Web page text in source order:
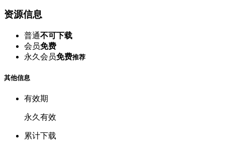
资源信息
普通不可下载
会员免费
永久会员免费推荐
其他信息
有效期
永久有效
累计下载